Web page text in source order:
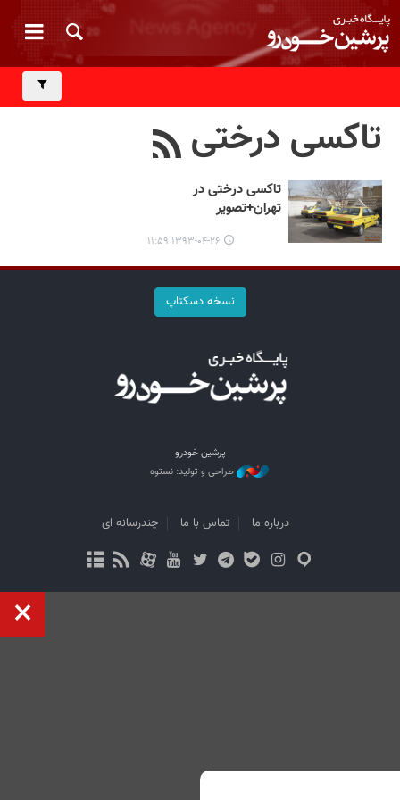
تاکسی درختی
تاکسی درختی در
تهران+تصویر
۱۳۹۳-۰۴-۲۶ ۱۱:۵۹
نسخه دسکتاپ
پرشین خودرو
طراحی و تولید: نستوه
درباره ما تماس با ما چندرسانه ای